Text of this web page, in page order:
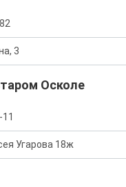
3
Осколе
Угарова 18ж